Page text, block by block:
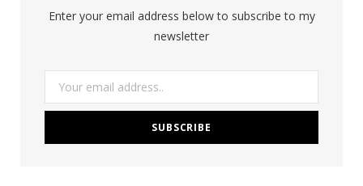
Enter your email address below to subscribe to my
newsletter